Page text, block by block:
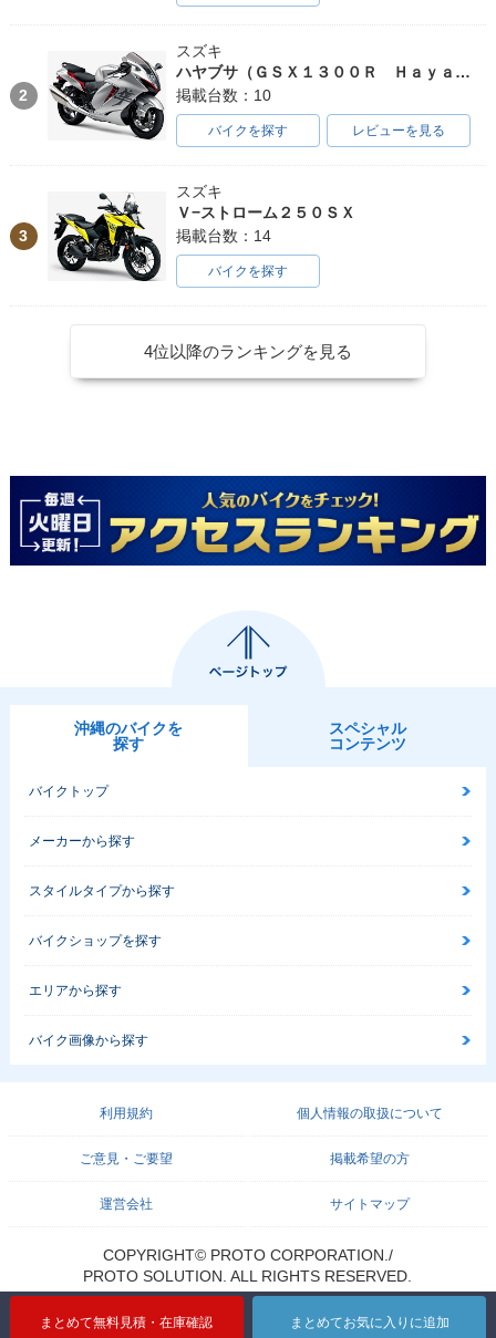
まとめて無料見積・在庫確認 まとめてお気に入りに追加
2
スズキ
ハヤブサ（ＧＳＸ１３００Ｒ Ｈａｙａｂｕｓａ）
掲載台数：10
バイクを探す レビューを見る
3
スズキ
Ｖ−ストローム２５０ＳＸ
掲載台数：14
バイクを探す
4位以降のランキングを見る
沖縄のバイクを
探す
スペシャル
コンテンツ
バイクトップ
メーカーから探す
スタイルタイプから探す
バイクショップを探す
エリアから探す
バイク画像から探す
利用規約 個人情報の取扱について
ご意見・ご要望 掲載希望の方
運営会社 サイトマップ
COPYRIGHT© PROTO CORPORATION./
PROTO SOLUTION. ALL RIGHTS RESERVED.